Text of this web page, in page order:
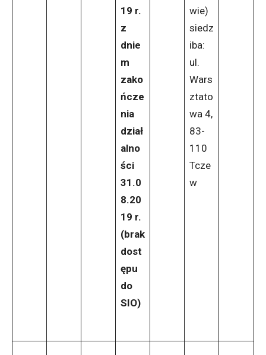
19 r.
z
dnie
m
zako
ńcze
nia
dział
alno
ści
31.0
8.20
19 r.
(brak
dost
ępu
do
SIO)
wie)
siedz
iba:
ul.
Wars
ztato
wa 4,
83-
110
Tcze
w